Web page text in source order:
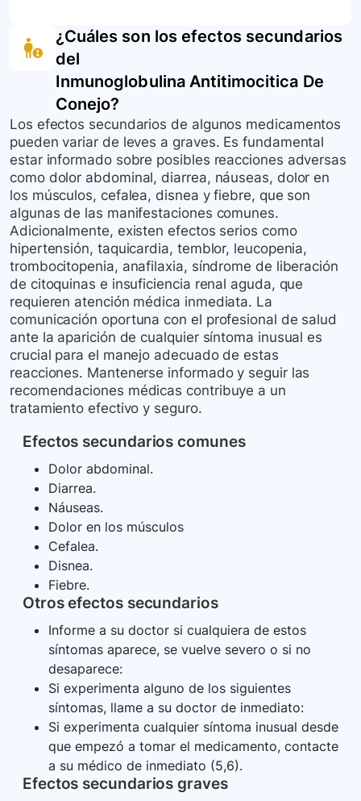
instrucciones de su proveedor de atención
médica o consulte con la farmacia hospitalaria
sobre cómo se deben manejar estos aspectos.
sobredosis, la atención médica inmediata es
crítica. El personal médico tomará las medidas
adecuadas para tratar la situación.
inmunoglobulina antitimocítica es limitada y de
baja calidad, y no es posible determinar la
superioridad de esta tecnología frente a otras
opciones de tratamiento disponibles. Es
importante que consulte todas sus dudas e
inquietudes con su médico.
¿Cuáles son los efectos secundarios
del
Inmunoglobulina Antitimocitica De
Conejo?
Los efectos secundarios de algunos medicamentos
pueden variar de leves a graves. Es fundamental
estar informado sobre posibles reacciones adversas
como dolor abdominal, diarrea, náuseas, dolor en
los músculos, cefalea, disnea y fiebre, que son
algunas de las manifestaciones comunes.
Adicionalmente, existen efectos serios como
hipertensión, taquicardia, temblor, leucopenia,
trombocitopenia, anafilaxia, síndrome de liberación
de citoquinas e insuficiencia renal aguda, que
requieren atención médica inmediata. La
comunicación oportuna con el profesional de salud
ante la aparición de cualquier síntoma inusual es
crucial para el manejo adecuado de estas
reacciones. Mantenerse informado y seguir las
recomendaciones médicas contribuye a un
tratamiento efectivo y seguro.
Efectos secundarios comunes
Dolor abdominal.
Diarrea.
Náuseas.
Dolor en los músculos
Cefalea.
Disnea.
Fiebre.
Otros efectos secundarios
Informe a su doctor si cualquiera de estos
síntomas aparece, se vuelve severo o si no
desaparece:
Si experimenta alguno de los siguientes
síntomas, llame a su doctor de inmediato:
Si experimenta cualquier síntoma inusual desde
que empezó a tomar el medicamento, contacte
a su médico de inmediato (5,6).
Efectos secundarios graves